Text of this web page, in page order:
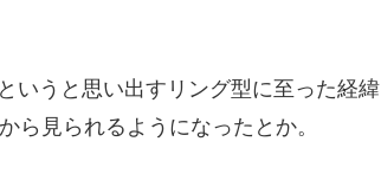
いうと思い出すリング型に至った経緯
ら見られるようになったとか。